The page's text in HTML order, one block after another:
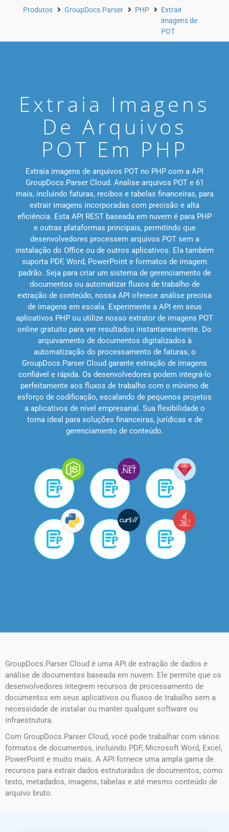
Produtos GroupDocs.Parser PHP
Extrair
imagens de
POT
Extraia Imagens
De Arquivos
POT Em PHP
Extraia imagens de arquivos POT no PHP com a API
GroupDocs.Parser Cloud. Analise arquivos POT e 61
mais, incluindo faturas, recibos e tabelas financeiras, para
extrair imagens incorporadas com precisão e alta
eficiência. Esta API REST baseada em nuvem é para PHP
e outras plataformas principais, permitindo que
desenvolvedores processem arquivos POT sem a
instalação do Office ou de outros aplicativos. Ela também
suporta PDF, Word, PowerPoint e formatos de imagem
padrão. Seja para criar um sistema de gerenciamento de
documentos ou automatizar fluxos de trabalho de
extração de conteúdo, nossa API oferece análise precisa
de imagens em escala. Experimente a API em seus
aplicativos PHP ou utilize nosso extrator de imagens POT
online gratuito para ver resultados instantaneamente. Do
arquivamento de documentos digitalizados à
automatização do processamento de faturas, o
GroupDocs.Parser Cloud garante extração de imagens
confiável e rápida. Os desenvolvedores podem integrá-lo
perfeitamente aos fluxos de trabalho com o mínimo de
esforço de codificação, escalando de pequenos projetos
a aplicativos de nível empresarial. Sua flexibilidade o
torna ideal para soluções financeiras, jurídicas e de
gerenciamento de conteúdo.
GroupDocs.Parser Cloud é uma API de extração de dados e
análise de documentos baseada em nuvem. Ele permite que os
desenvolvedores integrem recursos de processamento de
documentos em seus aplicativos ou fluxos de trabalho sem a
necessidade de instalar ou manter qualquer software ou
infraestrutura.
Com GroupDocs.Parser Cloud, você pode trabalhar com vários
formatos de documentos, incluindo PDF, Microsoft Word, Excel,
PowerPoint e muito mais. A API fornece uma ampla gama de
recursos para extrair dados estruturados de documentos, como
texto, metadados, imagens, tabelas e até mesmo conteúdo de
arquivo bruto.